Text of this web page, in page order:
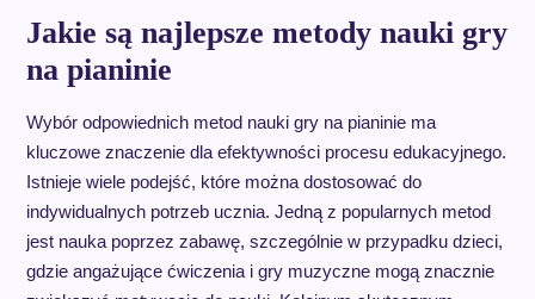
Jakie są najlepsze metody nauki gry
na pianinie
Wybór odpowiednich metod nauki gry na pianinie ma
kluczowe znaczenie dla efektywności procesu edukacyjnego.
Istnieje wiele podejść, które można dostosować do
indywidualnych potrzeb ucznia. Jedną z popularnych metod
jest nauka poprzez zabawę, szczególnie w przypadku dzieci,
gdzie angażujące ćwiczenia i gry muzyczne mogą znacznie